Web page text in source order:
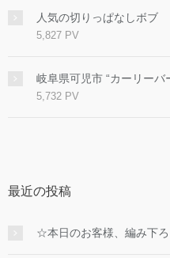
人気の切りっぱなしボブ
5,827 PV
岐阜県可児市 “カーリーバ
5,732 PV
最近の投稿
☆本日のお客様、編み下